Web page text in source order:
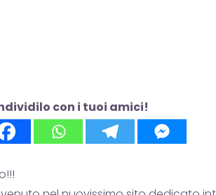
con i tuoi amici!